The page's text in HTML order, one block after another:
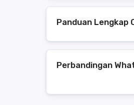
Panduan Lengkap
Perbandingan